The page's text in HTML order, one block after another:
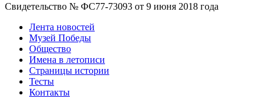
Свидетельство № ФС77-73093 от 9 июня 2018 года
Лента новостей
Музей Победы
Общество
Имена в летописи
Страницы истории
Тесты
Контакты